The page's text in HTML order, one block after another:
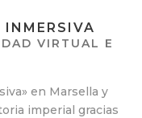
INMERSIVA
VIRTUAL E
en Marsella y
imperial gracias